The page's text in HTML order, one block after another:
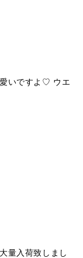
いですよ♡ ウエ
量入荷致しまし